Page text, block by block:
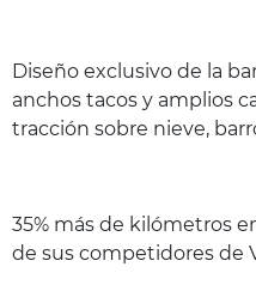
Diseño exclusivo de la
anchos tacos y amplios
tracción sobre nieve,
35% más de kilómetros
de sus competidores de